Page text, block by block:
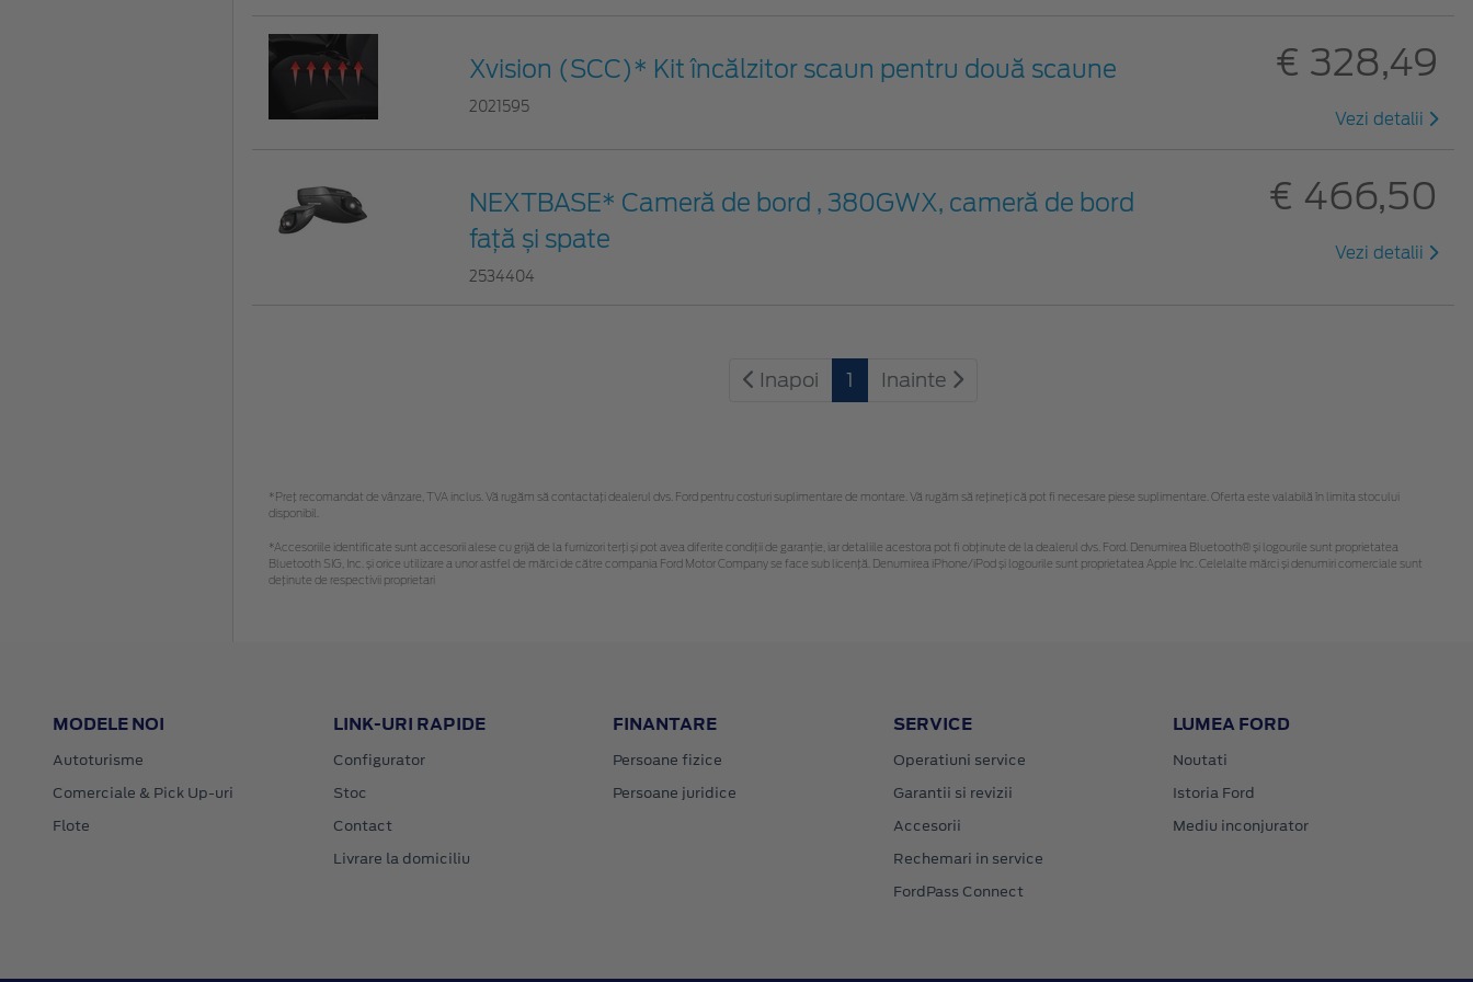
Xvision (SCC)* Kit încălzitor scaun pentru două scaune
2021595
€ 328,49
Vezi detalii
NEXTBASE* Cameră de bord , 380GWX, cameră de bord
față și spate
2534404
€ 466,50
Vezi detalii
Inapoi 1 Inainte
*Preţ recomandat de vânzare, TVA inclus. Vă rugăm să contactaţi dealerul dvs. Ford pentru costuri suplimentare de montare. Vă rugăm să rețineți că pot fi necesare piese suplimentare. Oferta este valabilă în limita stocului
disponibil.
*Accesoriile identificate sunt accesorii alese cu grijă de la furnizori terți și pot avea diferite condiții de garanție, iar detaliile acestora pot fi obținute de la dealerul dvs. Ford. Denumirea Bluetooth® și logourile sunt proprietatea
Bluetooth SIG, Inc. și orice utilizare a unor astfel de mărci de către compania Ford Motor Company se face sub licență. Denumirea iPhone/iPod și logourile sunt proprietatea Apple Inc. Celelalte mărci și denumiri comerciale sunt
deținute de respectivii proprietari
MODELE NOI
Autoturisme
Comerciale & Pick Up-uri
Flote
LINK-URI RAPIDE
Configurator
Stoc
Contact
Livrare la domiciliu
FINANTARE
Persoane fizice
Persoane juridice
SERVICE
Operatiuni service
Garantii si revizii
Accesorii
Rechemari in service
FordPass Connect
LUMEA FORD
Noutati
Istoria Ford
Mediu inconjurator